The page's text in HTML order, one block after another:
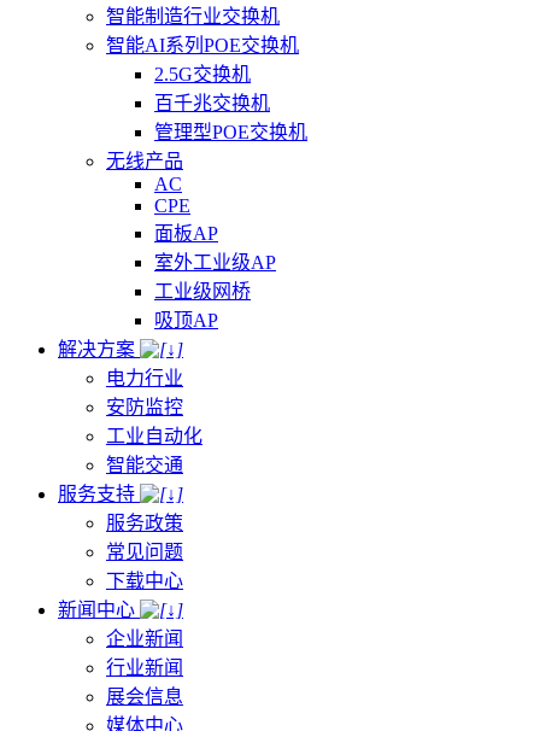
智能制造行业交换机
智能AI系列POE交换机
2.5G交换机
百千兆交换机
管理型POE交换机
无线产品
AC
CPE
面板AP
室外工业级AP
工业级网桥
吸顶AP
解决方案
电力行业
安防监控
工业自动化
智能交通
服务支持
服务政策
常见问题
下载中心
新闻中心
企业新闻
行业新闻
展会信息
媒体中心